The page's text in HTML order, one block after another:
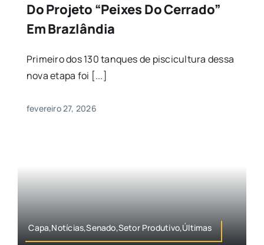
Do Projeto “Peixes Do Cerrado”
Em Brazlândia
Primeiro dos 130 tanques de piscicultura dessa
nova etapa foi [...]
fevereiro 27, 2026
Capa,Notícias,Senado,Setor Produtivo,Últimas